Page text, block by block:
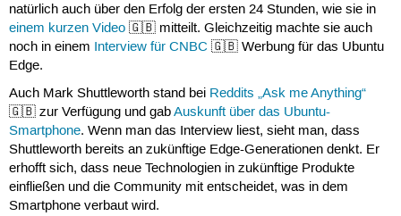
natürlich auch über den Erfolg der ersten 24 Stunden, wie sie in
einem kurzen Video🇬🇧 mitteilt. Gleichzeitig machte sie auch
noch in einem Interview für CNBC 🇬🇧 Werbung für das Ubuntu
Edge.
Auch Mark Shuttleworth stand bei Reddits „Ask me Anything“
🇬🇧 zur Verfügung und gabAuskunft über das Ubuntu-
Smartphone. Wenn man das Interview liest, sieht man, dass
Shuttleworth bereits an zukünftige Edge-Generationen denkt. Er
erhofft sich, dass neue Technologien in zukünftige Produkte
einfließen und die Community mit entscheidet, was in dem
Smartphone verbaut wird.